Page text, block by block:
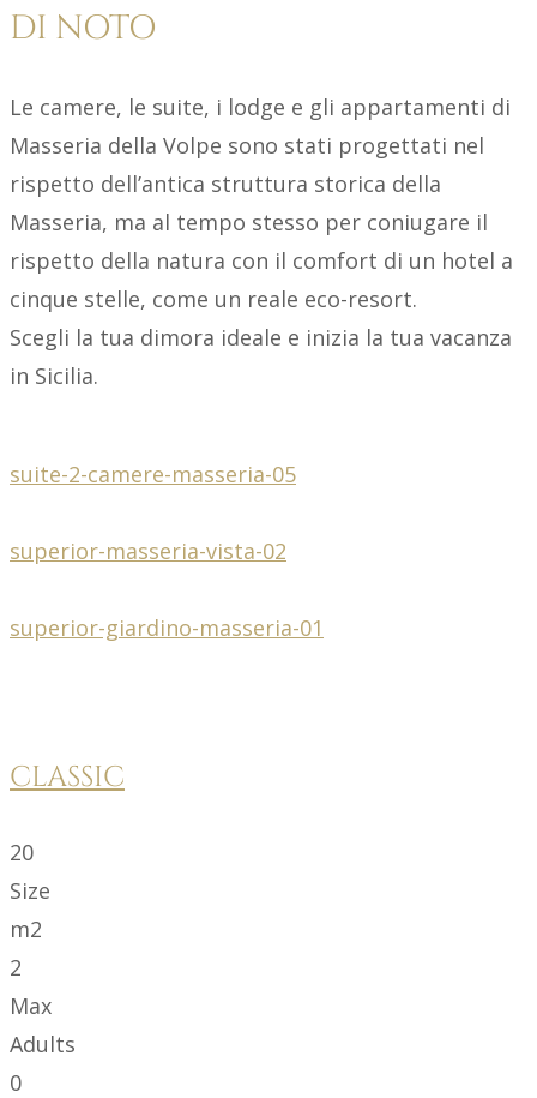
DI NOTO
Le camere, le suite, i lodge e gli appartamenti di
Masseria della Volpe sono stati progettati nel
rispetto dell’antica struttura storica della
Masseria, ma al tempo stesso per coniugare il
rispetto della natura con il comfort di un hotel a
cinque stelle, come un reale eco-resort.
Scegli la tua dimora ideale e inizia la tua vacanza
in Sicilia.
suite-2-camere-masseria-05
superior-masseria-vista-02
superior-giardino-masseria-01
CLASSIC
20
Size
m2
2
Max
Adults
0